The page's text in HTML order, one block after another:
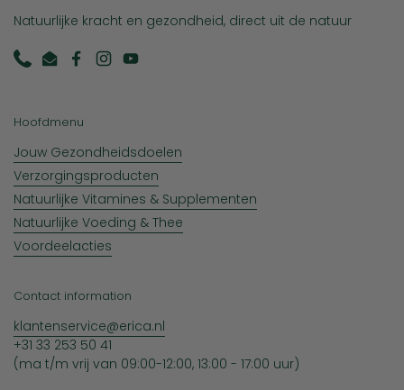
Natuurlijke kracht en gezondheid, direct uit de natuur
PhoneEmailFacebook
Instagram
YouTube
Hoofdmenu
Jouw Gezondheidsdoelen
Verzorgingsproducten
Natuurlijke Vitamines & Supplementen
Natuurlijke Voeding & Thee
Voordeelacties
Contact information
klantenservice@erica.nl
+31 33 253 50 41
(ma t/m vrij van 09:00-12:00, 13:00 - 17:00 uur)